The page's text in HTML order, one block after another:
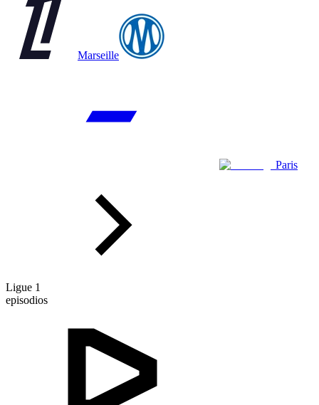
Marseille
Paris
Ligue 1
episodios